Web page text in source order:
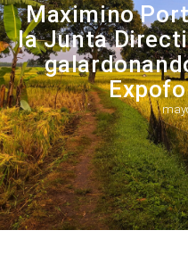
Maximino
la Junta